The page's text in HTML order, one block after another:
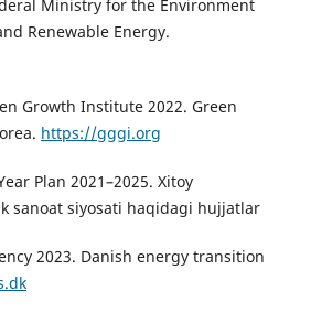
Ministry for the Environment
Renewable Energy.
Growth Institute 2022. Green
https://gggi.org
Plan 2021–2025. Xitoy
sanoat siyosati haqidagi hujjatlar
2023. Danish energy transition